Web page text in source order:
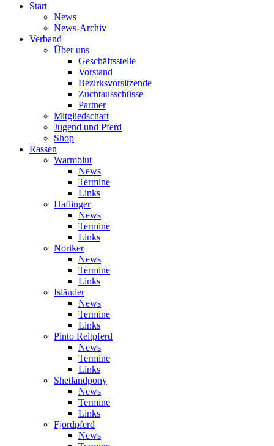
Start
News
News-Archiv
Verband
Über uns
Geschäftsstelle
Vorstand
Bezirksvorsitzende
Zuchtausschüsse
Partner
Mitgliedschaft
Jugend und Pferd
Shop
Rassen
Warmblut
News
Termine
Links
Haflinger
News
Termine
Links
Noriker
News
Termine
Links
Isländer
News
Termine
Links
Pinto Reitpferd
News
Termine
Links
Shetlandpony
News
Termine
Links
Fjordpferd
News